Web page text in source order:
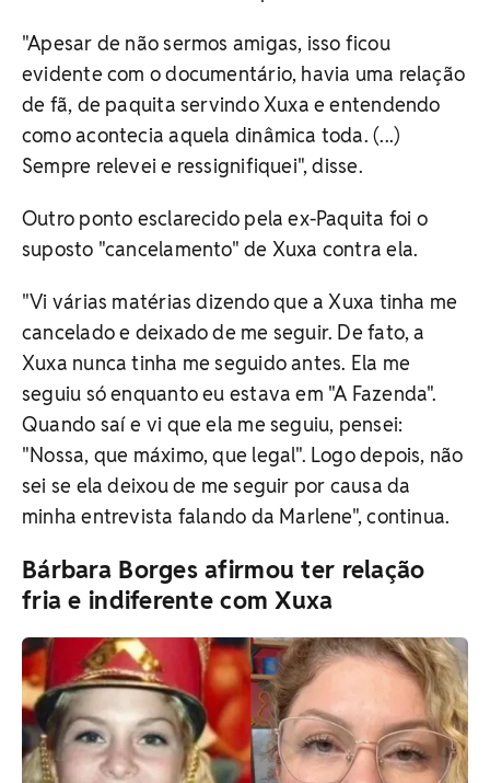
"Apesar de não sermos amigas, isso ficou
evidente com o documentário, havia uma relação
de fã, de paquita servindo Xuxa e entendendo
como acontecia aquela dinâmica toda. (...)
Sempre relevei e ressignifiquei", disse.
Outro ponto esclarecido pela ex-Paquita foi o
suposto "cancelamento" de Xuxa contra ela.
"Vi várias matérias dizendo que a Xuxa tinha me
cancelado e deixado de me seguir. De fato, a
Xuxa nunca tinha me seguido antes. Ela me
seguiu só enquanto eu estava em "A Fazenda".
Quando saí e vi que ela me seguiu, pensei:
"Nossa, que máximo, que legal". Logo depois, não
sei se ela deixou de me seguir por causa da
minha entrevista falando da Marlene", continua.
Bárbara Borges afirmou ter relação
fria e indiferente com Xuxa